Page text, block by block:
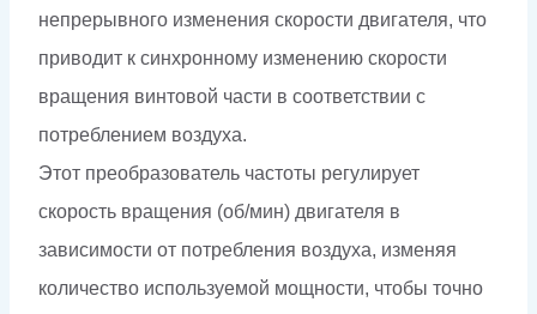
непрерывного изменения скорости двигателя, что
приводит к синхронному изменению скорости
вращения винтовой части в соответствии с
потреблением воздуха.
Этот преобразователь частоты регулирует
скорость вращения (об/мин) двигателя в
зависимости от потребления воздуха, изменяя
количество используемой мощности, чтобы точно